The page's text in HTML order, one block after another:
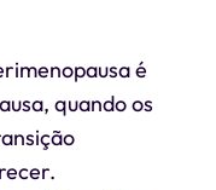
é
quando os